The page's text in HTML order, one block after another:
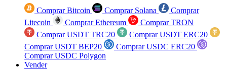
Comprar Bitcoin Comprar Solana
Comprar
Litecoin
Comprar Ethereum
Comprar TRON
Comprar USDT TRC20
Comprar USDT ERC20
Comprar USDT BEP20
Comprar USDC ERC20
Comprar USDC Polygon
Vender